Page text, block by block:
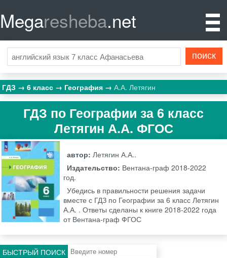
Megaresheba.net
ГДЗ 6 класс География А.А. Летягин
ГДЗ по Географии за 6 класс
Летягин А.А. ФГОС
автор:Летягин А.А..
Издательство: Вентана-граф 2018-2022
год.
Убедись в правильности решения задачи
вместе с ГДЗ по Географии за 6 класс Летягин
А.А. . Ответы сделаны к книге 2018-2022 года
от Вентана-граф ФГОС
БЫСТРЫЙ ПОИСК